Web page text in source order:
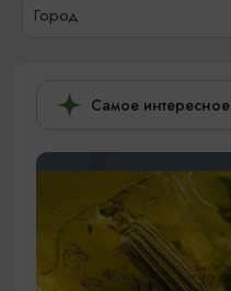
Город
Самое интересное